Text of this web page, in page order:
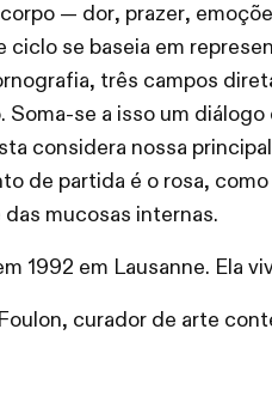
— dor, prazer,
se baseia em
três campos
se a isso um diálogo
considera nossa
de partida é o rosa,
mucosas internas.
1992 em Lausanne. Ela
curador de arte